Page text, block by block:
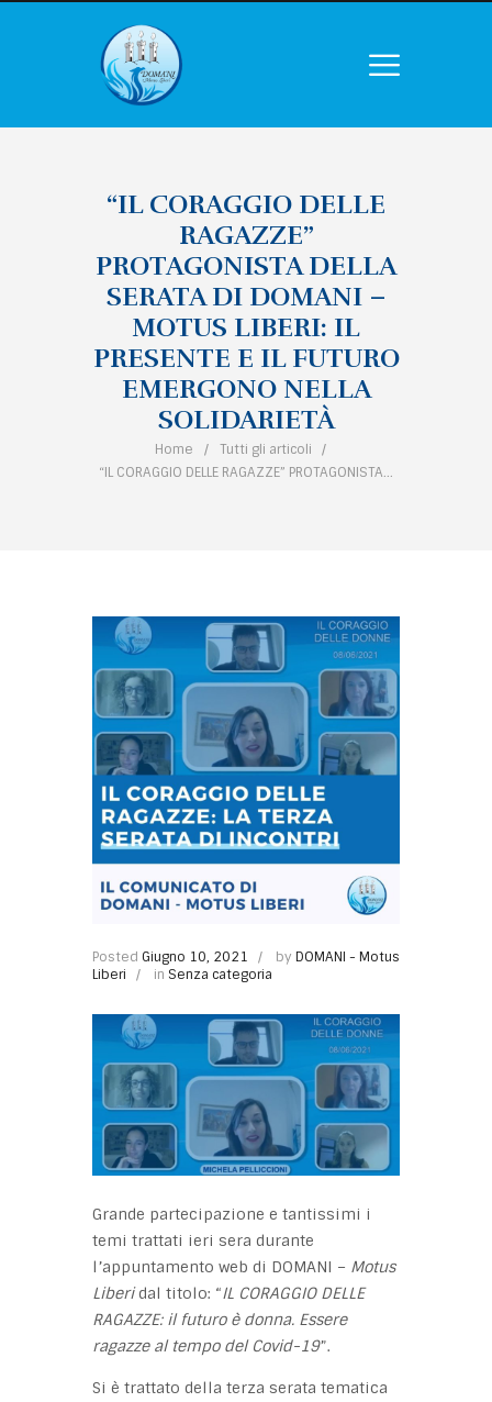
“IL CORAGGIO DELLE
RAGAZZE”
PROTAGONISTA DELLA
SERATA DI DOMANI –
MOTUS LIBERI: IL
PRESENTE E IL FUTURO
EMERGONO NELLA
SOLIDARIETÀ
Home
Tutti gli articoli
“IL CORAGGIO DELLE RAGAZZE” PROTAGONISTA...
Posted Giugno 10, 2021 by DOMANI - Motus
Liberi
in Senza categoria
Grande partecipazione e tantissimi i
temi trattati ieri sera durante
l’appuntamento web di DOMANI – Motus
Liberidal titolo: “IL CORAGGIO DELLE
RAGAZZE: il futuro è donna. Essere
ragazze al tempo del Covid-19”.
Si è trattato della terza serata tematica